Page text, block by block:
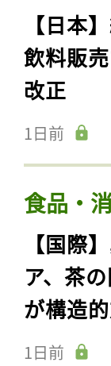
【日本
飲料販
改正
1日前
食品・
【国際
ア、茶
が構造
1日前